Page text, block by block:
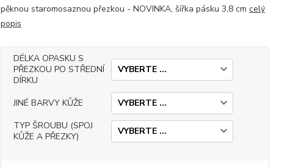
pěknou staromosaznou přezkou - NOVINKA, šířka pásku 3,8 cm celý
popis
DÉLKA OPASKU S
PŘEZKOU PO STŘEDNÍ
DÍRKU
JINÉ BARVY KŮŽE
TYP ŠROUBU (SPOJ
KŮŽE A PŘEZKY)